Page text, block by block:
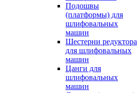
Подошвы
(платформы) для
шлифовальных
машин
Шестерни редуктора
для шлифовальных
машин
Цанги для
шлифовальных
машин